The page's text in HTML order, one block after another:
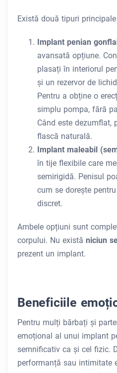
Există două tipuri
Implant penian
avansată opțiune.
plasați în interiorul
și un rezervor de
Pentru a obține o
simplu pompa, fără
Când este dezumflat,
flască naturală.
Implant maleabil
în tije flexibile care
semirigidă. Penisul
cum se dorește
discret.
Ambele opțiuni sunt
corpului. Nu există niciun
prezent un implant.
Beneficiile
Pentru mulți bărbați și
emoțional al unui implant
semnificativ ca și cel fizic.
performanță sau intimitate